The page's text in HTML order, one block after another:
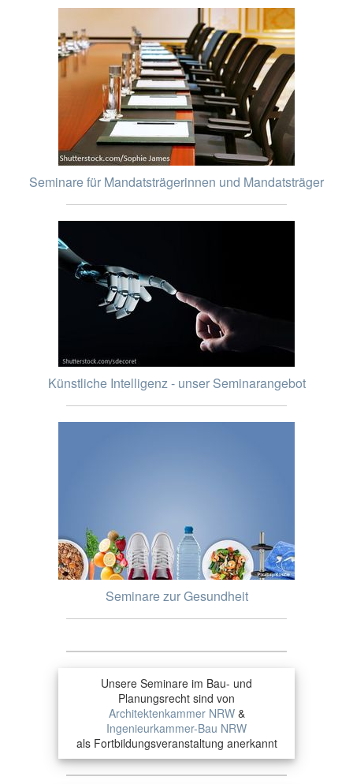
Seminare für Mandatsträgerinnen und Mandatsträger
Künstliche Intelligenz - unser Seminarangebot
Seminare zur Gesundheit
Unsere Seminare im Bau- und
Planungsrecht sind von
Architektenkammer NRW&
Ingenieurkammer-Bau NRW
als Fortbildungsveranstaltung anerkannt